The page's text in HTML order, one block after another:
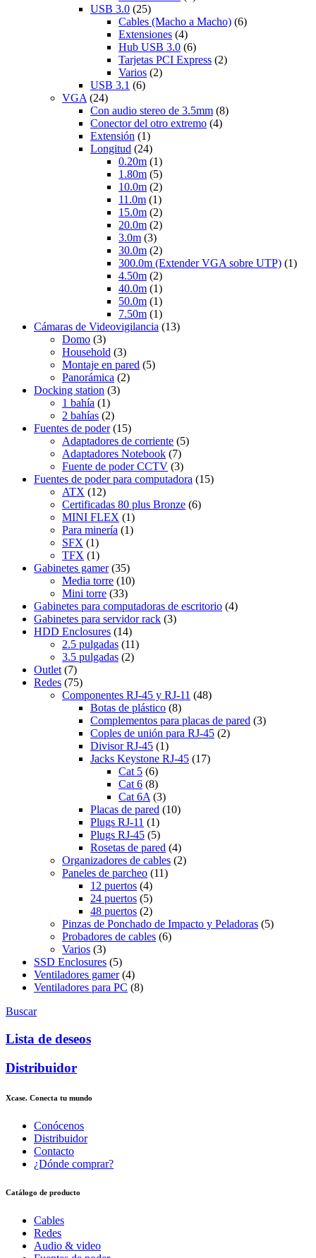
USB 3.0 (25)
Cables (Macho a Macho) (6)
Extensiones (4)
Hub USB 3.0 (6)
Tarjetas PCI Express (2)
Varios (2)
USB 3.1 (6)
VGA (24)
Con audio stereo de 3.5mm (8)
Conector del otro extremo (4)
Extensión (1)
Longitud (24)
0.20m (1)
1.80m (5)
10.0m (2)
11.0m (1)
15.0m (2)
20.0m (2)
3.0m (3)
30.0m (2)
300.0m (Extender VGA sobre UTP) (1)
4.50m (2)
40.0m (1)
50.0m (1)
7.50m (1)
Cámaras de Videovigilancia (13)
Domo (3)
Household (3)
Montaje en pared (5)
Panorámica (2)
Docking station (3)
1 bahía (1)
2 bahías (2)
Fuentes de poder (15)
Adaptadores de corriente (5)
Adaptadores Notebook (7)
Fuente de poder CCTV (3)
Fuentes de poder para computadora (15)
ATX (12)
Certificadas 80 plus Bronze (6)
MINI FLEX (1)
Para minería (1)
SFX (1)
TFX (1)
Gabinetes gamer (35)
Media torre (10)
Mini torre (33)
Gabinetes para computadoras de escritorio (4)
Gabinetes para servidor rack (3)
HDD Enclosures (14)
2.5 pulgadas (11)
3.5 pulgadas (2)
Outlet (7)
Redes (75)
Componentes RJ-45 y RJ-11 (48)
Botas de plástico (8)
Complementos para placas de pared (3)
Coples de unión para RJ-45 (2)
Divisor RJ-45 (1)
Jacks Keystone RJ-45 (17)
Cat 5 (6)
Cat 6 (8)
Cat 6A (3)
Placas de pared (10)
Plugs RJ-11 (1)
Plugs RJ-45 (5)
Rosetas de pared (4)
Organizadores de cables (2)
Paneles de parcheo (11)
12 puertos (4)
24 puertos (5)
48 puertos (2)
Pinzas de Ponchado de Impacto y Peladoras (5)
Probadores de cables (6)
Varios (3)
SSD Enclosures (5)
Ventiladores gamer (4)
Ventiladores para PC (8)
Buscar
Lista de deseos
Distribuidor
Xcase. Conecta tu mundo
Conócenos
Distribuidor
Contacto
¿Dónde comprar?
Catálogo de producto
Cables
Redes
Audio & video